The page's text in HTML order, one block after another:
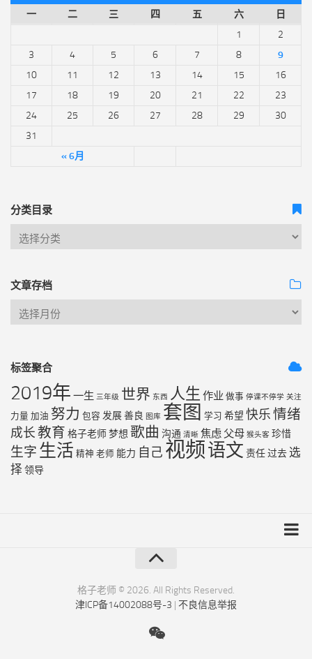
一
二 三 四 五 六 日
« 6月
1
2
3
4 5 6 7 8
9
10
11 12 13 14 15
16
17
18 19 20 21 22
23
24
25 26 27 28 29
30
31
分类目录
文章存档
标签聚合
2019年 一生 三年级 世界 东西 人生 作业 做事 停课不停学 关注
力量 加油 努力 包容 发展善良 图库 套图 学习 希望 快乐情绪
成长教育 格子老师梦想 歌曲 沟通 清晰 焦虑 父母 猴头客 珍惜
生字 生活 精神 老师 能力 自己 视频语文 责任过去 选
择 领导
格子老师 © 2026. All Rights Reserved.
津ICP备14002088号-3 | 不良信息举报